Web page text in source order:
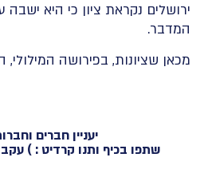
ירושלים נקראת ציון כי היא
המדבר.
מכאן שציונות, בפירושה המילולי,
יעניין חברים
שתפו בכיף ותנו קרדיט : )